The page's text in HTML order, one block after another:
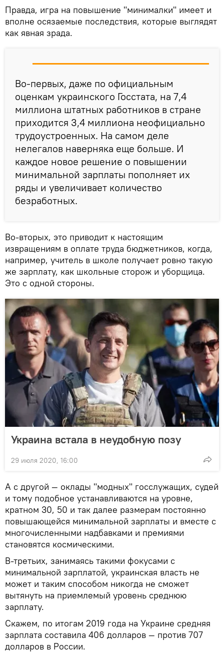
Правда, игра на повышение "минималки" имеет и
вполне осязаемые последствия, которые выглядят
как явная зрада.
Во-первых, даже по официальным
оценкам украинского Госстата, на 7,4
миллиона штатных работников в стране
приходится 3,4 миллиона неофициально
трудоустроенных. На самом деле
нелегалов наверняка еще больше. И
каждое новое решение о повышении
минимальной зарплаты пополняет их
ряды и увеличивает количество
безработных.
Во-вторых, это приводит к настоящим
извращениям в оплате труда бюджетников, когда,
например, учитель в школе получает ровно такую
же зарплату, как школьные сторож и уборщица.
Это с одной стороны.
Украина встала в неудобную позу
29 июля 2020, 16:00
А с другой — оклады "модных" госслужащих, судей
и тому подобное устанавливаются на уровне,
кратном 30, 50 и так далее размерам постоянно
повышающейся минимальной зарплаты и вместе с
многочисленными надбавками и премиями
становятся космическими.
В-третьих, занимаясь такими фокусами с
минимальной зарплатой, украинская власть не
может и таким способом никогда не сможет
вытянуть на приемлемый уровень среднюю
зарплату.
Скажем, по итогам 2019 года на Украине средняя
зарплата составила 406 долларов — против 707
долларов в России.